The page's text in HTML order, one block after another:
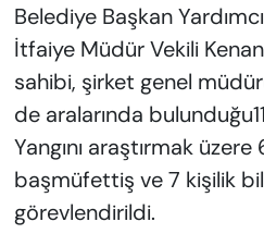
Belediye Başkan
İtfaiye Müdür Vekili
sahibi, şirket genel
de aralarında
Yangını araştırmak üzere
başmüfettiş ve 7 kişilik
görevlendirildi.